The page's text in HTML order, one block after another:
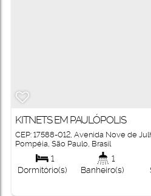
KITNETS EM PAULÓPOLIS
CEP: 17588-012, Avenida Nove de
Pompéia, São Paulo, Brasil
1
Dormitório(s)
1
Banheiro(s)